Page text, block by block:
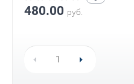
480.00 руб.